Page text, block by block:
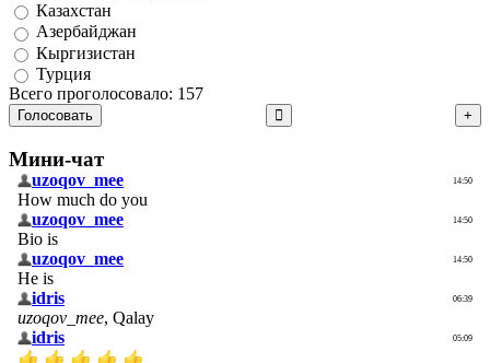
Казахстан
Азербайджан
Кыргизистан
Турция
Всего проголосовало: 157
Голосовать
Мини-чат